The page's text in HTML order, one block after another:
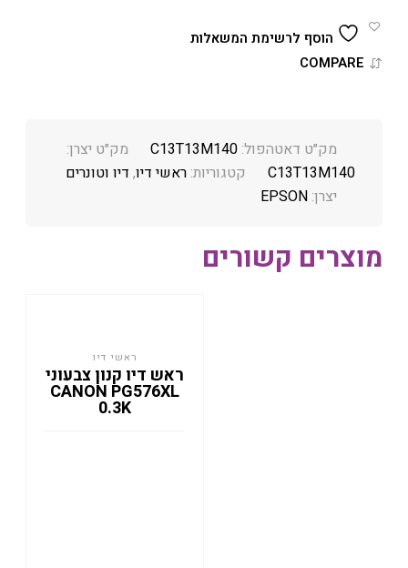
הוסף לרשימת המשאלות
COMPARE
מק״ט דאטהפול:C13T13M140
מק״ט יצרן:
C13T13M140
קטגוריות:ראשי דיו, דיו וטונרים
יצרן:EPSON
מוצרים קשורים
ראשי דיו
ראש דיו קנון צבעוני
CANON PG576XL
0.3K